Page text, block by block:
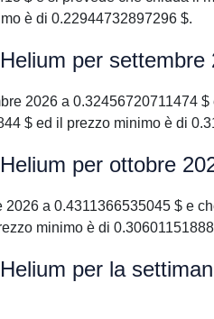
è di 0.22944732897296 $.
per settembre
2026 a 0.32456720711474
$ ed il prezzo minimo è di
per ottobre
a 0.4311366535045 $ e
minimo è di
per la